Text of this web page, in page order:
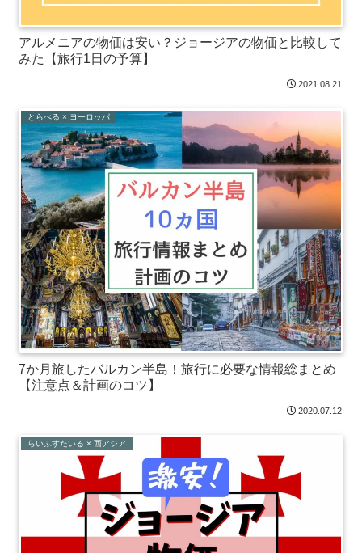
アルメニアの物価は安い？ジョージアの物価と比較して
みた【旅行1日の予算】
2021.08.21
とらべる × ヨーロッパ
7か月旅したバルカン半島！旅行に必要な情報総まとめ
【注意点＆計画のコツ】
2020.07.12
らいふすたいる × 西アジア